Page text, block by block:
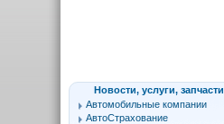
Новости, услуги, запчасти
Автомобильные компании
АвтоСтрахование